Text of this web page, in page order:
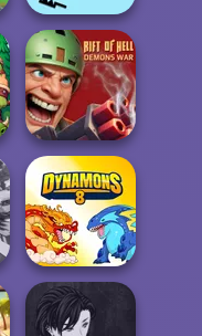
Go Escape
Rift of Hell:
Demons War